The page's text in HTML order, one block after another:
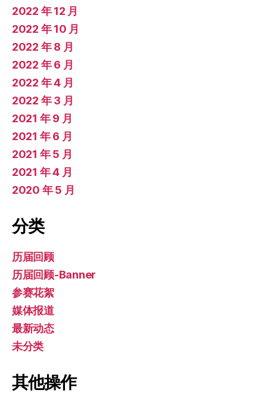
2022 年 12 月
2022 年 10 月
2022 年 8 月
2022 年 6 月
2022 年 4 月
2022 年 3 月
2021 年 9 月
2021 年 6 月
2021 年 5 月
2021 年 4 月
2020 年 5 月
分类
历届回顾
历届回顾-Banner
参赛花絮
媒体报道
最新动态
未分类
其他操作